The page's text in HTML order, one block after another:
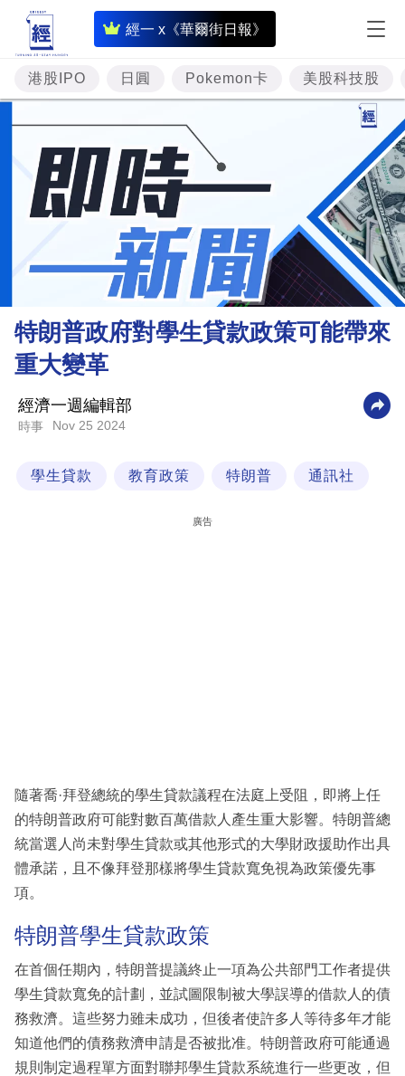
經一 x《華爾街日報》
即
時
財
經
專
題
投
資
樓
市
財
業
科
區
港股IPO 日圓 Pokemon卡 美股科技股
特朗普政府對學生貸款政策可能帶來
重大變革
經濟一週編輯部
時事 Nov 25 2024
學生貸款 教育政策 特朗普 通訊社
廣告
隨著喬·拜登總統的學生貸款議程在法庭上受阻，即將上任
的特朗普政府可能對數百萬借款人產生重大影響。特朗普總
統當選人尚未對學生貸款或其他形式的大學財政援助作出具
體承諾，且不像拜登那樣將學生貸款寬免視為政策優先事
項。
特朗普學生貸款政策
在首個任期內，特朗普提議終止一項為公共部門工作者提供
學生貸款寬免的計劃，並試圖限制被大學誤導的借款人的債
務救濟。這些努力雖未成功，但後者使許多人等待多年才能
知道他們的債務救濟申請是否被批准。特朗普政府可能通過
規則制定過程單方面對聯邦學生貸款系統進行一些更改，但